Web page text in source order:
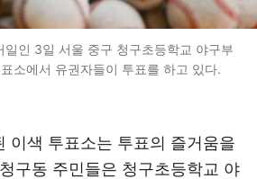
인 3일 서울 중구 청구초등학교 야구부
소에서 유권자들이 투표를 하고 있다.
이색 투표소는 투표의 즐거움을
구동 주민들은 청구초등학교 야